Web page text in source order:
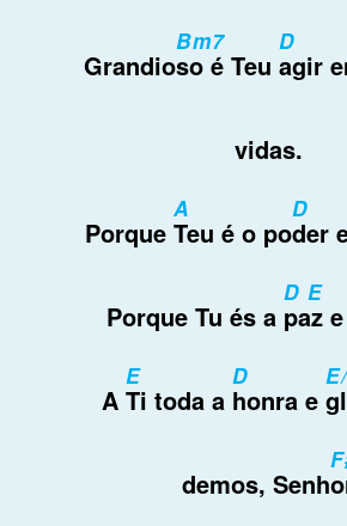
Grandio
Bm7
so é Teu
D
agir
vidas.
Porque
A
Teu é o po
D
der
Porque Tu és a
D E
paz
A
E
Ti toda a
D
honra e
demos, Senh